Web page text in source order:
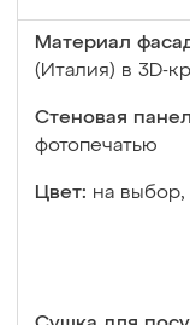
Материал
(Италия) в 3D-
Стеновая
фотопечатью
Цвет: на